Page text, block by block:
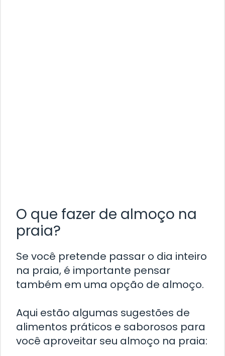
O que fazer de almoço na
praia?
Se você pretende passar o dia inteiro
na praia, é importante pensar
também em uma opção de almoço.
Aqui estão algumas sugestões de
alimentos práticos e saborosos para
você aproveitar seu almoço na praia: